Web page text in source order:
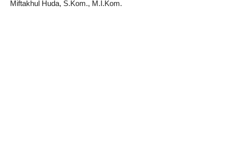
Miftakhul Huda, S.Kom., M.I.Kom.